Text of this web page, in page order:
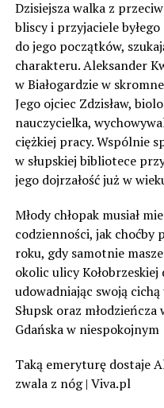
Dzisiejsza walka z
bliscy i przyjaciele
do jego początków,
charakteru. Aleksander
w Białogardzie w
Jego ojciec Zdzisław,
nauczycielka,
ciężkiej pracy. Wspólnie
w słupskiej bibliotece
jego dojrzałość już w
Młody chłopak musiał
codzienności, jak choćby
roku, gdy samotnie
okolic ulicy
udowadniając swoją
Słupsk oraz
Gdańska w niespokojnym
Taką emeryturę dostaje
zwala z nóg | Viva.pl